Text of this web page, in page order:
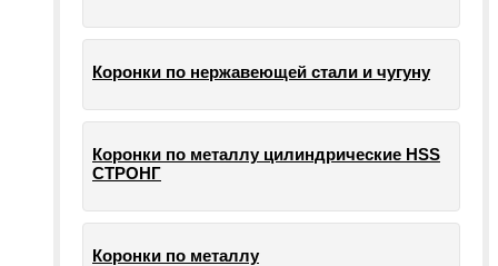
Коронки по нержавеющей стали и чугуну
Коронки по металлу цилиндрические HSS
СТРОНГ
Коронки по металлу